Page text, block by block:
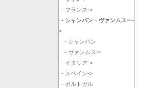
- フランス->
- シャンパン・ヴァンムスー-
>
- シャンパン
- ヴァンムスー
- イタリア->
- スペイン->
- ポルトガル